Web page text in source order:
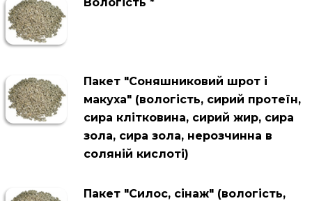
Пакет "Соняшниковий шрот і
макуха" (вологість, сирий протеїн,
сира клітковина, сирий жир, сира
зола, сира зола, нерозчинна в
соляній кислоті)
Пакет "Силос, сінаж" (вологість,